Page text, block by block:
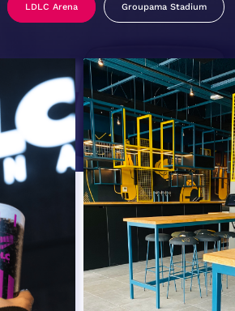
LDLC Arena Groupama Stadium